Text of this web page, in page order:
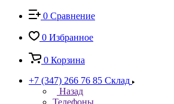
0 Сравнение
0 Избранное
0 Корзина
+7 (347) 266 76 85 Склад
Назад
Телефоны